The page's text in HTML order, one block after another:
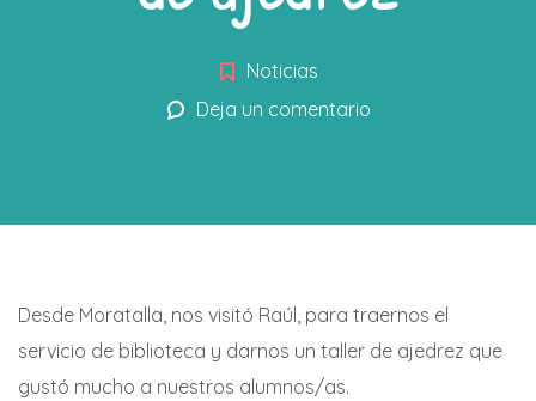
Noticias
Deja un comentario
Desde Moratalla, nos visitó Raúl, para traernos el
servicio de biblioteca y darnos un taller de ajedrez que
gustó mucho a nuestros alumnos/as.